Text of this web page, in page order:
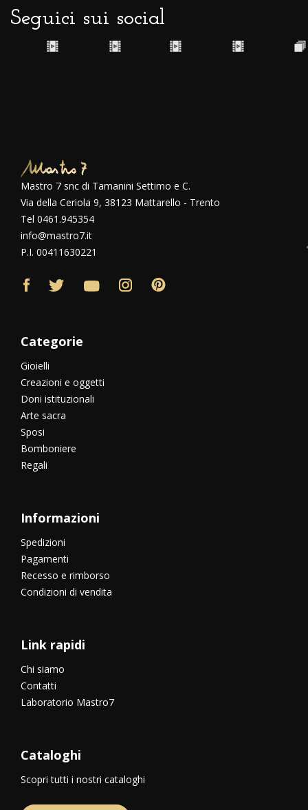
Seguici sui social
Mastro 7 snc di Tamanini Settimo e C.
Via della Ceriola 9, 38123 Mattarello - Trento
Tel 0461.945354
info@mastro7.it
P.I. 00411630221
Categorie
Gioielli
Creazioni e oggetti
Doni istituzionali
Arte sacra
Sposi
Bomboniere
Regali
Informazioni
Spedizioni
Pagamenti
Recesso e rimborso
Condizioni di vendita
Link rapidi
Chi siamo
Contatti
Laboratorio Mastro7
Cataloghi
Scopri tutti i nostri cataloghi